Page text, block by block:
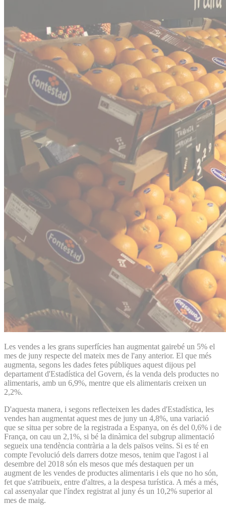
Les vendes a les grans superfícies han augmentat gairebé un 5% el
mes de juny respecte del mateix mes de l'any anterior. El que més
augmenta, segons les dades fetes públiques aquest dijous pel
departament d'Estadística del Govern, és la venda dels productes no
alimentaris, amb un 6,9%, mentre que els alimentaris creixen un
2,2%.
D'aquesta manera, i segons reflecteixen les dades d'Estadística, les
vendes han augmentat aquest mes de juny un 4,8%, una variació
que se situa per sobre de la registrada a Espanya, on és del 0,6% i de
França, on cau un 2,1%, si bé la dinàmica del subgrup alimentació
segueix una tendència contrària a la dels països veïns. Si es té en
compte l'evolució dels darrers dotze mesos, tenim que l'agost i al
desembre del 2018 són els mesos que més destaquen per un
augment de les vendes de productes alimentaris i els que no ho són,
fet que s'atribueix, entre d'altres, a la despesa turística. A més a més,
cal assenyalar que l'índex registrat al juny és un 10,2% superior al
mes de maig.